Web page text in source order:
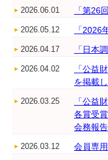
2026.06.01 「第26
2026.05.12 「2026
2026.04.17 「日本
2026.04.02
「公益
を掲載し
2026.03.25
「公益
各賞受
会務報
2026.03.12 会員専